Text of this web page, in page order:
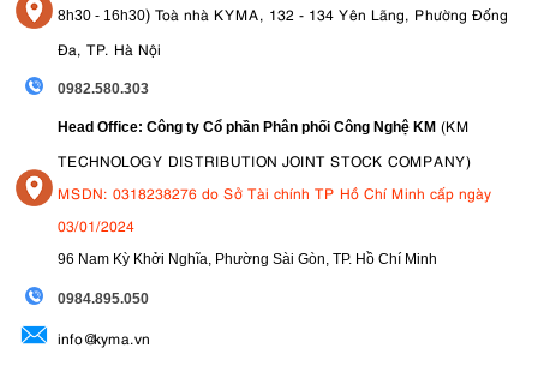
8h30 - 16h30) Toà nhà KYMA, 132 - 134 Yên Lãng, Phường Đống
Đa, TP. Hà Nội
0982.580.303
Head Office: Công ty Cổ phần Phân phối Công Nghệ KM (KM
TECHNOLOGY DISTRIBUTION JOINT STOCK COMPANY)
MSDN: 0318238276 do Sở Tài chính TP Hồ Chí Minh cấp ngày
03/01/2024
96 Nam Kỳ Khởi Nghĩa, Phường Sài Gòn, TP. Hồ Chí Minh
0984.895.050
info@kyma.vn